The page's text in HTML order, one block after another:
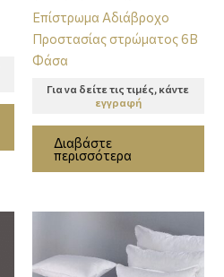
Επίστρωμα Αδιάβροχο
Προστασίας στρώματος 6Β
Φάσα
Για να δείτε τις τιμές, κάντε
εγγραφή
Διαβάστε
περισσότερα